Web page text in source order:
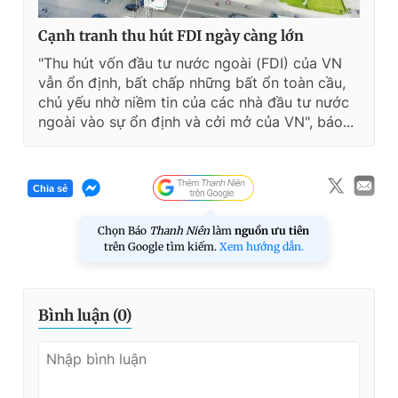
Cạnh tranh thu hút FDI ngày càng lớn
"Thu hút vốn đầu tư nước ngoài (FDI) của VN
vẫn ổn định, bất chấp những bất ổn toàn cầu,
chủ yếu nhờ niềm tin của các nhà đầu tư nước
ngoài vào sự ổn định và cởi mở của VN", báo...
Chia sẻ
Chọn Báo Thanh Niên làm nguồn ưu tiên
trên Google tìm kiếm. Xem hướng dẫn.
Bình luận (0)